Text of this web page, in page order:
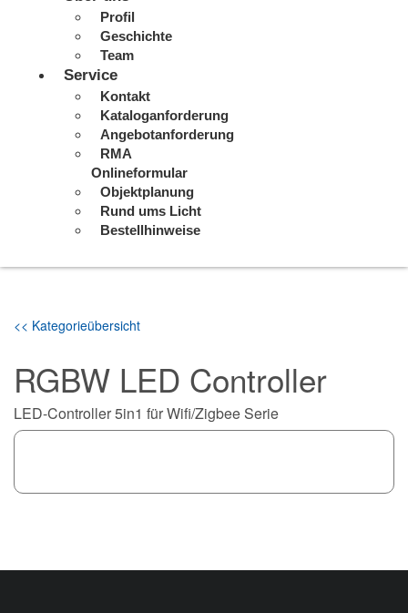
Profil
Geschichte
Team
Service
Kontakt
Kataloganforderung
Angebotanforderung
RMA
Onlineformular
Objektplanung
Rund ums Licht
Bestellhinweise
<< Kategorieübersicht
RGBW LED Controller
LED-Controller 5in1 für Wifi/Zigbee Serie